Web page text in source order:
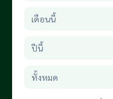
เดือนนี้
ปีนี้
ทั้งหมด